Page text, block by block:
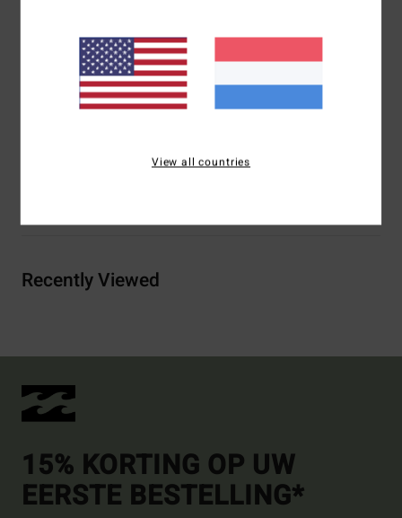
Zakken:Kangoeroezakken
Branding:Billabong arch logoborduursel op de borst,
geweven etiket
Recently Viewed
15% KORTING OP UW
EERSTE BESTELLING*
View all countries